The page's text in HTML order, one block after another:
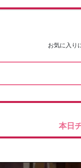
お気に入り
本日